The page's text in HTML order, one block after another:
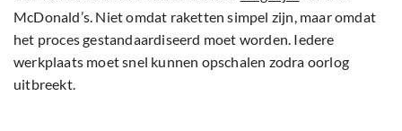
McDonald’s. Niet omdat raketten simpel zijn, maar omdat
het proces gestandaardiseerd moet worden. Iedere
werkplaats moet snel kunnen opschalen zodra oorlog
uitbreekt.